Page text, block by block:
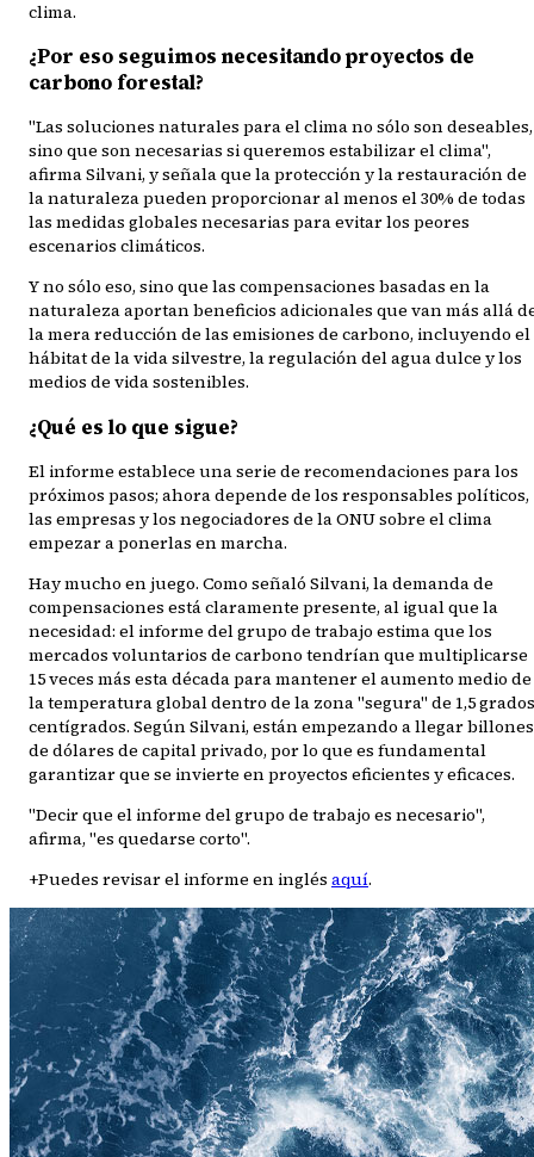
clima.
¿Por eso seguimos necesitando proyectos de
carbono forestal?
"Las soluciones naturales para el clima no sólo son deseables,
sino que son necesarias si queremos estabilizar el clima",
afirma Silvani, y señala que la protección y la restauración de
la naturaleza pueden proporcionar al menos el 30% de todas
las medidas globales necesarias para evitar los peores
escenarios climáticos.
Y no sólo eso, sino que las compensaciones basadas en la
naturaleza aportan beneficios adicionales que van más allá
la mera reducción de las emisiones de carbono, incluyendo el
hábitat de la vida silvestre, la regulación del agua dulce y los
medios de vida sostenibles.
¿Qué es lo que sigue?
El informe establece una serie de recomendaciones para los
próximos pasos; ahora depende de los responsables políticos,
las empresas y los negociadores de la ONU sobre el clima
empezar a ponerlas en marcha.
Hay mucho en juego. Como señaló Silvani, la demanda de
compensaciones está claramente presente, al igual que la
necesidad: el informe del grupo de trabajo estima que los
mercados voluntarios de carbono tendrían que multiplicarse
15 veces más esta década para mantener el aumento medio de
la temperatura global dentro de la zona "segura" de 1,5 grados
centígrados. Según Silvani, están empezando a llegar billones
de dólares de capital privado, por lo que es fundamental
garantizar que se invierte en proyectos eficientes y eficaces.
"Decir que el informe del grupo de trabajo es necesario",
afirma, "es quedarse corto".
+Puedes revisar el informe en inglés aquí.